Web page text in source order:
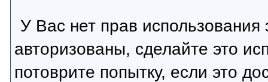
У Вас нет прав
авторизованы, сделайте это
потоврите попытку, если это